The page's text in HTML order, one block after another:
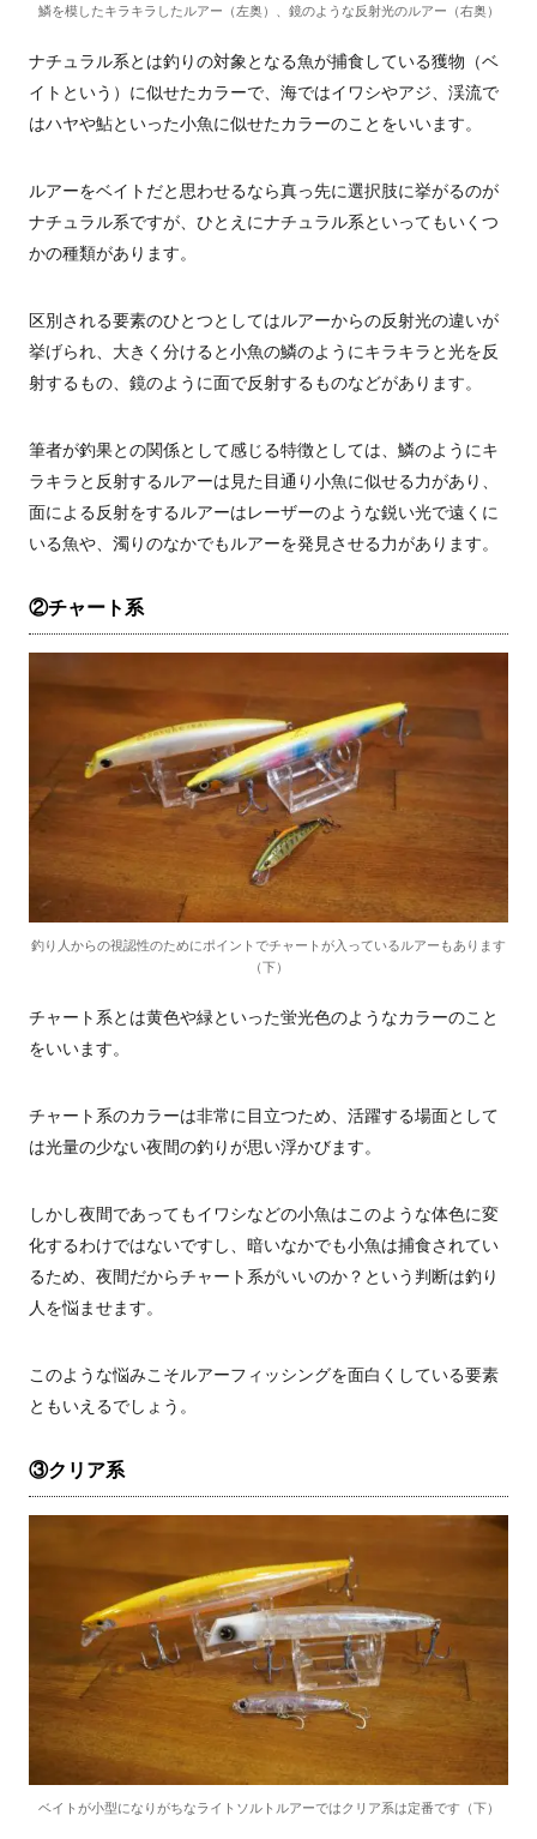
鱗を模したキラキラしたルアー（左奥）、鏡のような反射光のルアー（右奥）
ナチュラル系とは釣りの対象となる魚が捕食している獲物（ベ
イトという）に似せたカラーで、海ではイワシやアジ、渓流で
はハヤや鮎といった小魚に似せたカラーのことをいいます。
ルアーをベイトだと思わせるなら真っ先に選択肢に挙がるのが
ナチュラル系ですが、ひとえにナチュラル系といってもいくつ
かの種類があります。
区別される要素のひとつとしてはルアーからの反射光の違いが
挙げられ、大きく分けると小魚の鱗のようにキラキラと光を反
射するもの、鏡のように面で反射するものなどがあります。
筆者が釣果との関係として感じる特徴としては、鱗のようにキ
ラキラと反射するルアーは見た目通り小魚に似せる力があり、
面による反射をするルアーはレーザーのような鋭い光で遠くに
いる魚や、濁りのなかでもルアーを発見させる力があります。
②チャート系
釣り人からの視認性のためにポイントでチャートが入っているルアーもあります
（下）
チャート系とは黄色や緑といった蛍光色のようなカラーのこと
をいいます。
チャート系のカラーは非常に目立つため、活躍する場面として
は光量の少ない夜間の釣りが思い浮かびます。
しかし夜間であってもイワシなどの小魚はこのような体色に変
化するわけではないですし、暗いなかでも小魚は捕食されてい
るため、夜間だからチャート系がいいのか？という判断は釣り
人を悩ませます。
このような悩みこそルアーフィッシングを面白くしている要素
ともいえるでしょう。
③クリア系
ベイトが小型になりがちなライトソルトルアーではクリア系は定番です（下）